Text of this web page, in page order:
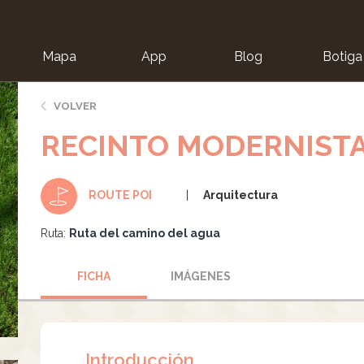
Mapa App Blog Botiga
VOLVER
RECINTO
ROUTE POI Arquitectura
Ruta: Ruta del camino del agua
FICHA IMÁGENES